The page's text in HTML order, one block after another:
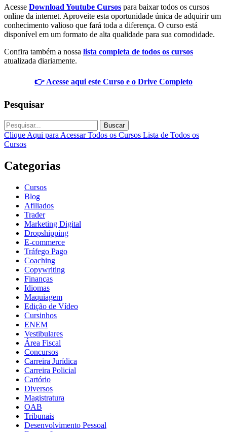
Acesse Download Youtube Cursos para baixar todos os cursos
online da internet. Aproveite esta oportunidade única de adquirir um
conhecimento valioso que fará toda a diferença. O curso está
disponível em um formato de alta qualidade para sua comodidade.
Confira também a nossa lista completa de todos os cursos
atualizada diariamente.
👉 Acesse aqui este Curso e o Drive Completo
Pesquisar
Buscar
Clique Aqui para Acessar Todos os Cursos Lista de Todos os
Cursos
Categorias
Cursos
Blog
Afiliados
Trader
Marketing Digital
Dropshipping
E-commerce
Tráfego Pago
Coaching
Copywriting
Finanças
Idiomas
Maquiagem
Edição de Vídeo
Cursinhos
ENEM
Vestibulares
Área Fiscal
Concursos
Carreira Jurídica
Carreira Policial
Cartório
Diversos
Magistratura
OAB
Tribunais
Desenvolvimento Pessoal